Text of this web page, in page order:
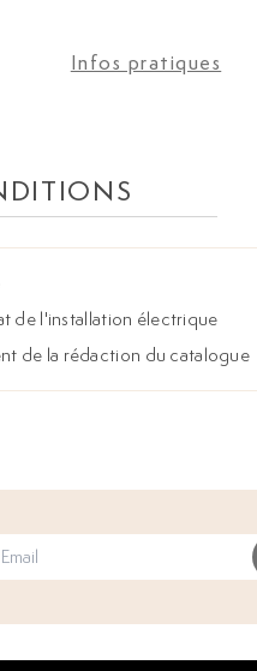
Infos pratiques
de l'installation électrique
de la rédaction du catalogue